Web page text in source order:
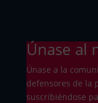
Únase al
Únase a la
defensores de la
suscribiéndose